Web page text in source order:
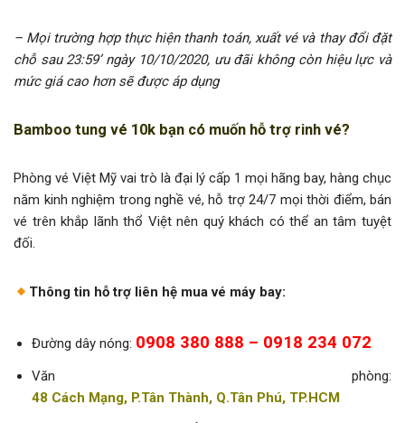
– Mọi trường hợp thực hiện thanh toán, xuất vé và thay đổi đặt
chỗ sau 23:59’ ngày 10/10/2020, ưu đãi không còn hiệu lực và
mức giá cao hơn sẽ được áp dụng
Bamboo tung vé 10k bạn có muốn hỗ trợ rinh vé?
Phòng vé Việt Mỹ vai trò là đại lý cấp 1 mọi hãng bay, hàng chục
năm kinh nghiệm trong nghề vé, hỗ trợ 24/7 mọi thời điểm, bán
vé trên khắp lãnh thổ Việt nên quý khách có thể an tâm tuyệt
đối.
Thông tin hỗ trợ liên hệ mua vé máy bay:
Đường dây nóng: 0908 380 888 – 0918 234 072
Văn phòng:
48 Cách Mạng, P.Tân Thành, Q.Tân Phú, TP.HCM